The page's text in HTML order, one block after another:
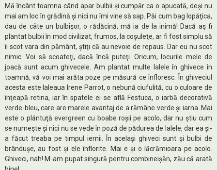
Mă încânt toamna când apar bulbii şi cumpăr ca o apucată, deşi nu
mai am loc în grădină şi nici nu îmi vine să sap. Păi cum bag lopăţica,
dau de câte un bulbişor, o rădăcină, mă ia de la inimă! Dacă aş fi
plantat bulbii în mod civilizat, frumos, la coşuleţe, ar fi fost simplu să
îi scot vara din pământ, ştiţi că au nevoie de repaus. Dar eu nu scot
nimic. Voi să scoateţi, dacă încă puteţi. Oricum, locurile mele de
joacă sunt acum ghivecele. Am plantat multe lalele în ghivece în
toamnă, vă voi mai arăta poze pe măsură ce înfloresc. În ghiveciul
acesta este laleaua Irene Parrot, o nebună ciufulită, cu o culoare de
înţeapă retina, iar în spatele ei se află Festuca, o iarbă decorativă
verde-bleu, care are marele avantaj de a rămâne verde şi iarna. Mai
este o plăntuţă evergreen cu boabe roşii pe acolo, dar nu ştiu cum
se numeşte şi nici nu se vede în poză de pădurea de lalele, dar ea şi-
a făcut treaba pe timpul iernii. În acelaşi ghiveci sunt şi bulbi de
brânduşe, au fost şi ele înflorite. Mai e şi o lăcrămioara pe acolo.
Ghiveci, nah! M-am pupat singură pentru combineişăn, zău că arată